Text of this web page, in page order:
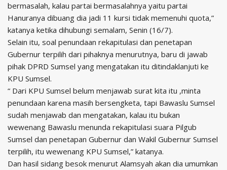
bermasalah, kalau partai bermasalahnya yaitu partai
Hanuranya dibuang dia jadi 11 kursi tidak memenuhi quota,”
katanya ketika dihubungi semalam, Senin (16/7).
Selain itu, soal penundaan rekapitulasi dan penetapan
Gubernur terpilih dari pihaknya menurutnya, baru di jawab
pihak DPRD Sumsel yang mengatakan itu ditindaklanjuti ke
KPU Sumsel.
“ Dari KPU Sumsel belum menjawab surat kita itu ,minta
penundaan karena masih bersengketa, tapi Bawaslu Sumsel
sudah menjawab dan mengatakan, kalau itu bukan
wewenang Bawaslu menunda rekapitulasi suara Pilgub
Sumsel dan penetapan Gubernur dan Wakil Gubernur Sumsel
terpilih, itu wewenang KPU Sumsel,” katanya.
Dan hasil sidang besok menurut Alamsyah akan dia umumkan